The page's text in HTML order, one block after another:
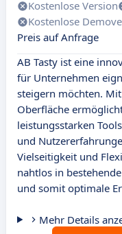
Kostenlose Version
Kostenlose
Preis auf Anfrage
AB Tasty ist eine
für Unternehmen
steigern möchten.
Oberfläche
leistungsstarken
und
Vielseitigkeit und
nahtlos in
und somit optimale
Mehr Details